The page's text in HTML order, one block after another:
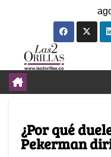
¿Por qué
Pekerman